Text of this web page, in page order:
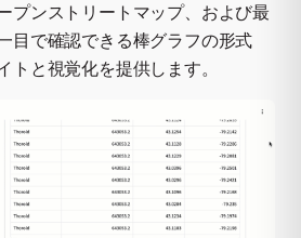
プンストリートマップ、および最
目で確認できる棒グラフの形式
トと視覚化を提供します。